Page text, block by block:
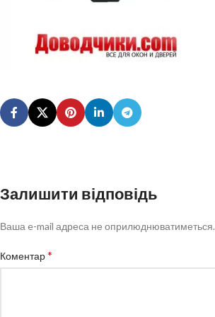
Залишити відповідь
Ваша e-mail адреса не оприлюднюватиметься.
Коментар*